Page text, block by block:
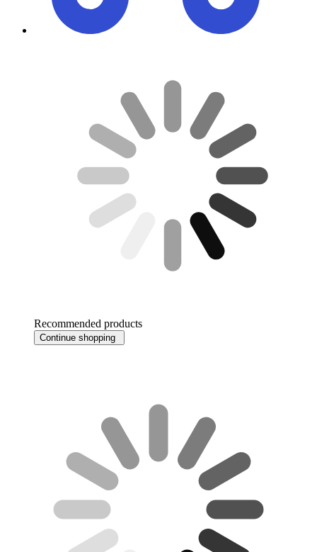
Recommended products
Continue shopping